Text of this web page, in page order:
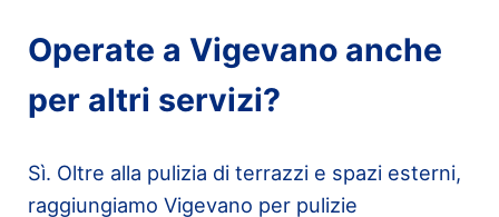
Operate a Vigevano anche
per altri servizi?
Sì. Oltre alla pulizia di terrazzi e spazi esterni,
raggiungiamo Vigevano per pulizie